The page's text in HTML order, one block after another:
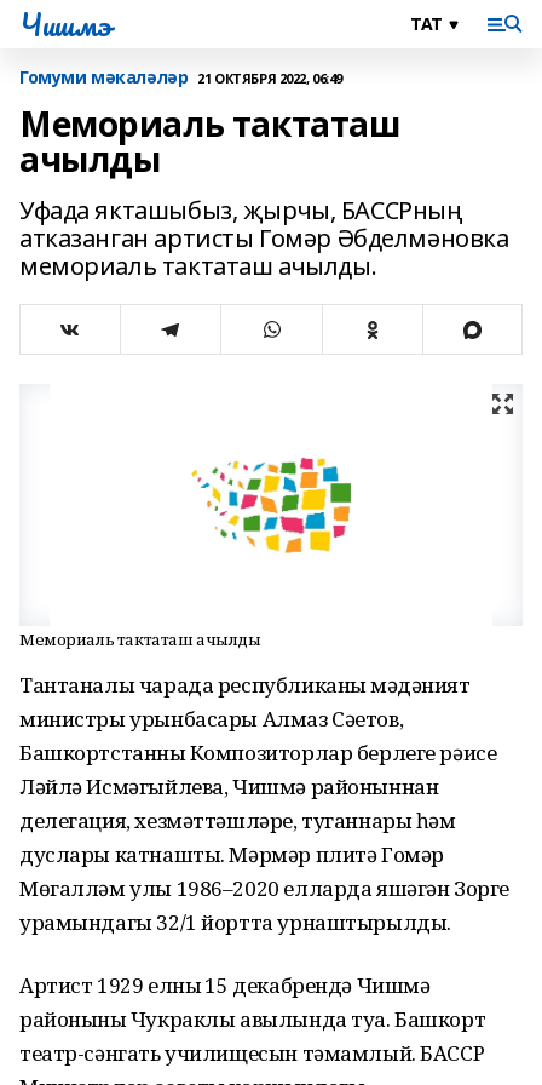
Чишмэ
Гомуми мәкаләләр 21 ОКТЯБРЯ 2022, 06:49
Мемориаль тактаташ
ачылды
Уфада якташыбыз, җырчы, БАССРның
атказанган артисты Гомәр Әбделмәновка
мемориаль тактаташ ачылды.
Мемориаль тактаташ ачылды
Тантаналы чарада республиканың мәдәният
министры урынбасары Алмаз Сәетов,
Башкортстанның Композиторлар берлеге рәисе
Ләйлә Исмәгыйлева, Чишмә районыннан
делегация, хезмәттәшләре, туганнары һәм
дуслары катнашты. Мәрмәр плитә Гомәр
Мөгалләм улы 1986–2020 елларда яшәгән Зорге
урамындагы 32/1 йортта урнаштырылды.
Артист 1929 елның 15 декабрендә Чишмә
районының Чукраклы авылында туа. Башкорт
театр-сәнгать училищесын тәмамлый. БАССР